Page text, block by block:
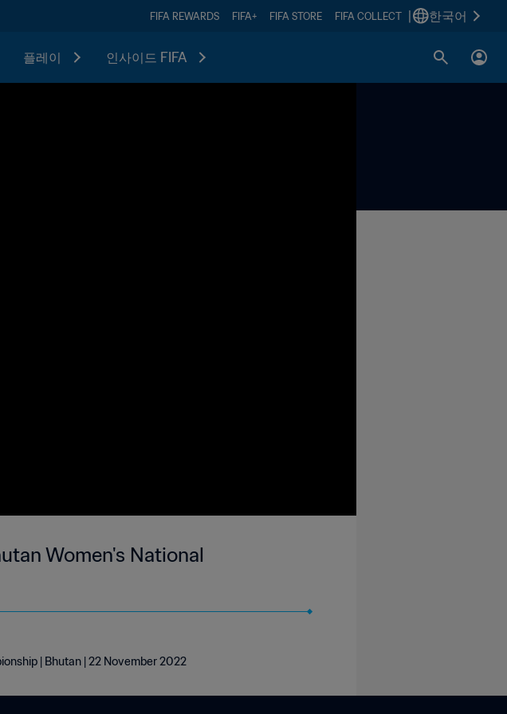
FIFA REWARDS FIFA+ FIFA STORE FIFA COLLECT 한국어
플레이 인사이드 FIFA
Women's National
| Bhutan | 22 November 2022